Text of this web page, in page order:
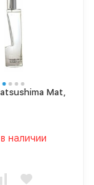
Mat,
наличии